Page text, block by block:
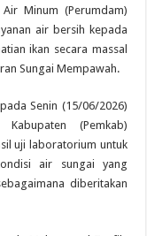
Minum (Perumdam)
air bersih kepada
ikan secara massal
Sungai Mempawah.
Senin (15/06/2026)
(Pemkab)
uji laboratorium untuk
air sungai yang
diberitakan